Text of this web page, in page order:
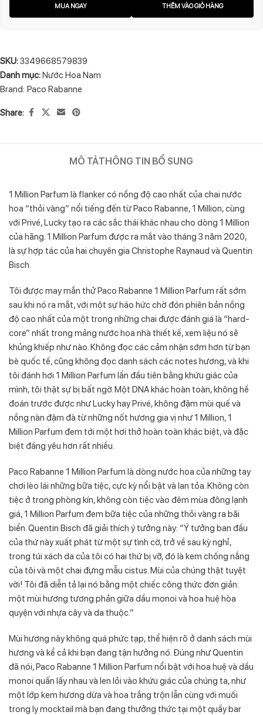
MUA NGAY THÊM VÀO GIỎ HÀNG
SKU:3349668579839
Danh mục:Nước Hoa Nam
Brand: Paco Rabanne
Share:
MÔ TẢTHÔNG TIN BỔ SUNG
1 Million Parfum là flanker có nồng độ cao nhất của chai nước
hoa “thỏi vàng” nổi tiếng đến từ Paco Rabanne, 1 Million, cùng
với Privé, Lucky tạo ra các sắc thái khác nhau cho dòng 1 Million
của hãng. 1 Million Parfum được ra mắt vào tháng 3 năm 2020,
là sự hợp tác của hai chuyên gia Christophe Raynaud và Quentin
Bisch.
Tôi được may mắn thử Paco Rabanne 1 Million Parfum rất sớm
sau khi nó ra mắt, với một sự háo hức chờ đón phiên bản nồng
độ cao nhất của một trong những chai được đánh giá là “hard-
core” nhất trong mảng nước hoa nhà thiết kế, xem liệu nó sẽ
khủng khiếp như nào. Không đọc các cảm nhận sớm hơn từ bạn
bè quốc tế, cũng không đọc danh sách các notes hương, và khi
tôi đánh hơi 1 Million Parfum lần đầu tiên bằng khứu giác của
mình, tôi thật sự bị bất ngờ. Một DNA khác hoàn toàn, không hề
đoán trước được như Lucky hay Privé, không đậm mùi quế và
nồng nàn đậm đà từ những nốt hương gia vị như 1 Million, 1
Million Parfum đem tới một hơi thở hoàn toàn khác biệt, và đặc
biệt đáng yêu hơn rất nhiều.
Paco Rabanne 1 Million Parfum là dòng nước hoa của những tay
chơi lèo lái những bữa tiệc, cực kỳ nổi bật và lan tỏa. Không còn
tiệc ở trong phòng kín, không còn tiệc vào đêm mùa đông lạnh
giá, 1 Million Parfum đem bữa tiệc của những thỏi vàng ra bãi
biển. Quentin Bisch đã giải thích ý tưởng này: “Ý tưởng ban đầu
của thứ này xuất phát từ một sự tình cờ, trở về sau kỳ nghỉ,
trong túi xách da của tôi có hai thứ bị vỡ, đó là kem chống nắng
của tôi và một chai đựng mẫu cistus. Mùi của chúng thật tuyệt
vời! Tôi đã diễn tả lại nó bằng một chiếc công thức đơn giản:
một mùi hương tương phản giữa dầu monoi và hoa huệ hòa
quyện với nhựa cây và da thuộc.”
Mùi hương này không quá phức tạp, thể hiện rõ ở danh sách mùi
hương và kể cả khi bạn đang tận hưởng nó. Đúng như Quentin
đã nói, Paco Rabanne 1 Million Parfum nổi bật với hoa huệ và dầu
monoi quấn lấy nhau và len lỏi vào khứu giác của chúng ta, như
một lớp kem hương dừa và hoa trắng trộn lẫn cùng với muối
trong ly mocktail mà bạn đang thưởng thức tại một quầy bar